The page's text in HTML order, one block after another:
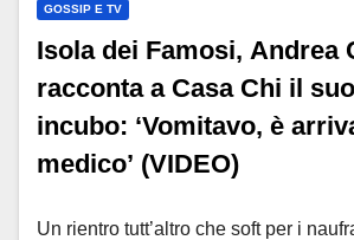
GOSSIP E TV
Isola dei Famosi, Andrea
racconta a Casa Chi il
incubo: ‘Vomitavo, è
medico’ (VIDEO)
Un rientro tutt’altro che soft per i